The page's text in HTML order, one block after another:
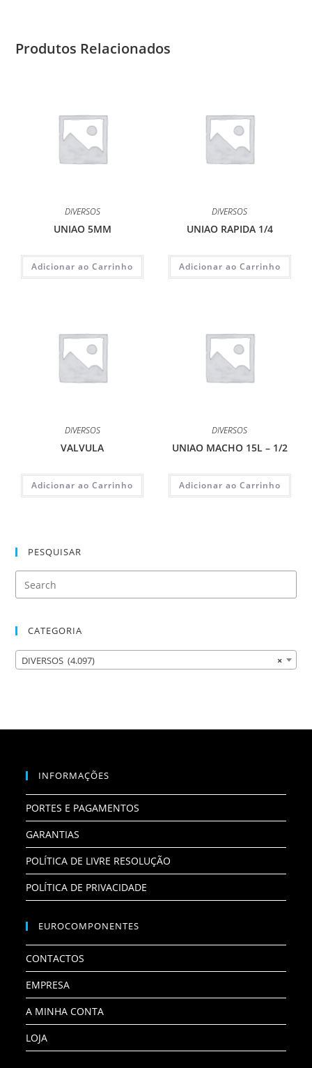
Produtos Relacionados
DIVERSOS
UNIAO 5MM
Adicionar ao Carrinho
DIVERSOS
UNIAO RAPIDA 1/4
Adicionar ao Carrinho
DIVERSOS
VALVULA
Adicionar ao Carrinho
DIVERSOS
UNIAO MACHO 15L – 1/2
Adicionar ao Carrinho
PESQUISAR
CATEGORIA
×
DIVERSOS (4.097)
INFORMAÇÕES
PORTES E PAGAMENTOS
GARANTIAS
POLÍTICA DE LIVRE RESOLUÇÃO
POLÍTICA DE PRIVACIDADE
EUROCOMPONENTES
CONTACTOS
EMPRESA
A MINHA CONTA
LOJA